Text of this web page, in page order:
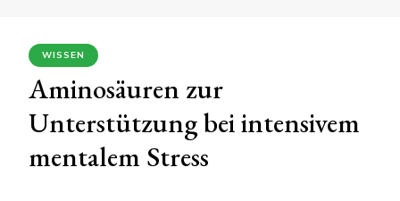
WISSEN
Aminosäuren zur
Unterstützung bei intensivem
mentalem Stress